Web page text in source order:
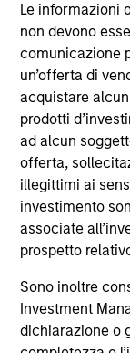
Le informazioni
non devono
comunicazione
un’offerta di
acquistare
prodotti
ad alcun
offerta,
illegittimi ai
investimento
associate
prospetto
Sono inoltre
Investment
dichiarazione o
in lingua
documento
investitori (KID o
annuali e
essere ottenute
rappresentante
11, rue du
in Svizzera è
1204 Ginevra.
Se la società di
di cessare
in un Paese del
lo farà nel
rinvia alla pagina
Tutti i dati di
del patrimonio